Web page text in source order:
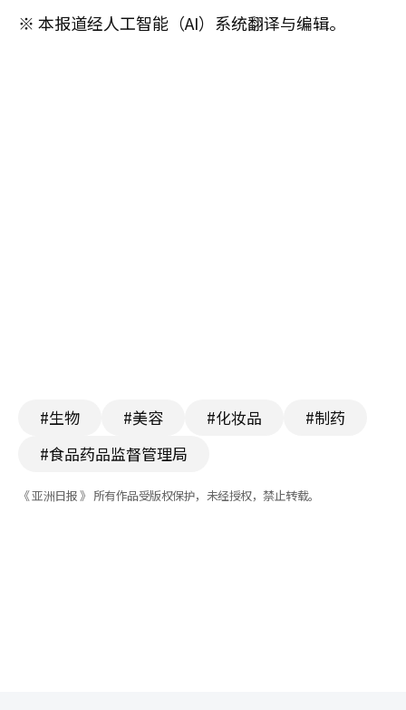
※ 本报道经人工智能（AI）系统翻译与编辑。
#生物 #美容 #化妆品
#制药
#食品药品监督管理局
《 亚洲日报 》 所有作品受版权保护，未经授权，禁止转载。